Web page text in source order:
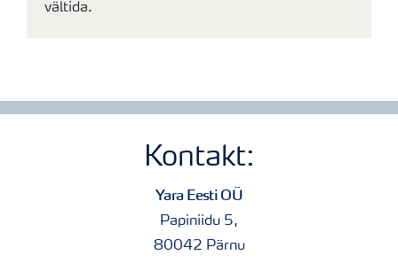
vältida.
Kontakt:
Yara Eesti OÜ
Papiniidu 5,
80042 Pärnu